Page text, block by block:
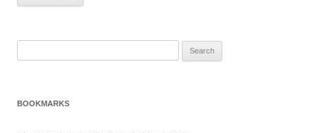
BOOKMARKS